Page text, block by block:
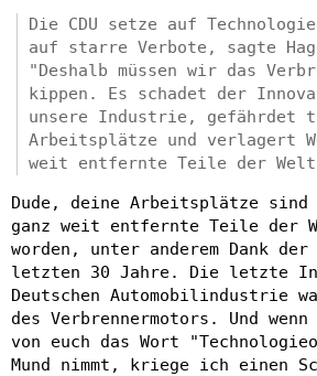
Die CDU setze auf
auf starre Verbote, sagte
"Deshalb müssen wir das
kippen. Es schadet der
unsere Industrie, gefährdet
Arbeitsplätze und verlagert
weit entfernte Teile der
Dude, deine Arbeitsplätze
ganz weit entfernte Teile der
worden, unter anderem Dank
letzten 30 Jahre. Die letzte
Deutschen Automobilindustrie
des Verbrennermotors. Und
von euch das Wort
Mund nimmt, kriege ich einen